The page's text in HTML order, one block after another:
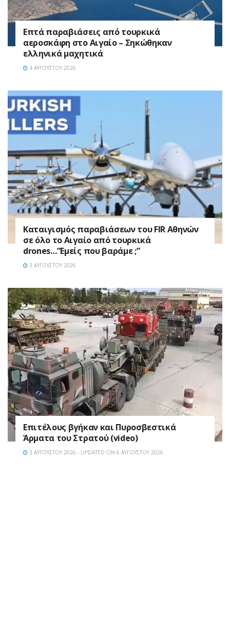
Επτά παραβιάσεις από τουρκικά
αεροσκάφη στο Αιγαίο – Σηκώθηκαν
ελληνικά μαχητικά
4 ΑΥΓΟΎΣΤΟΥ 2026
Καταιγισμός παραβιάσεων του FIR Αθηνών
σε όλο το Αιγαίο από τουρκικά
drones…”Εμείς που βαράμε ;”
3 ΑΥΓΟΎΣΤΟΥ 2026
Επιτέλους βγήκαν και Πυροσβεστικά
Άρματα του Στρατού (video)
3 ΑΥΓΟΎΣΤΟΥ 2026 - UPDATED ON 6 ΑΥΓΟΎΣΤΟΥ 2026